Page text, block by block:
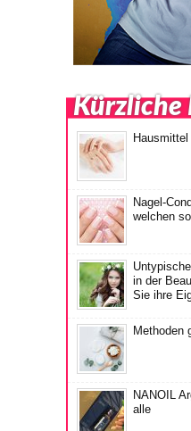
Kürzliche
Hausmittel
Nagel-
welchen
in der
Sie ihre
Methoden
NANOIL
alle